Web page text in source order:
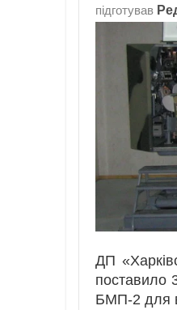
підготував
ДП
поставило
БМП-2 для